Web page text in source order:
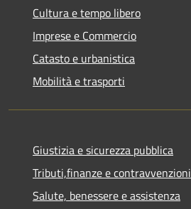
Cultura e tempo libero
Imprese e Commercio
Catasto e urbanistica
Mobilità e trasporti
Giustizia e sicurezza pubblica
Tributi,finanze e contravvenzioni
Salute, benessere e assistenza